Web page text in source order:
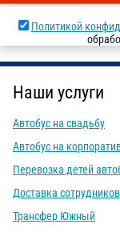
Политикой
Наши услуги
Автобус на свадьбу
Автобус на
Перевозка детей
Доставка сотрудников
Трансфер Южный